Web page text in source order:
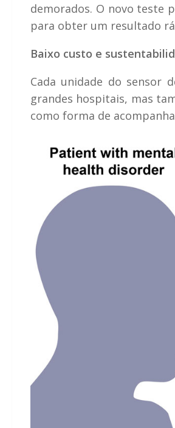
demorados. O novo teste
para obter um resultado
Baixo custo e
Cada unidade do sensor
grandes hospitais, mas
como forma de